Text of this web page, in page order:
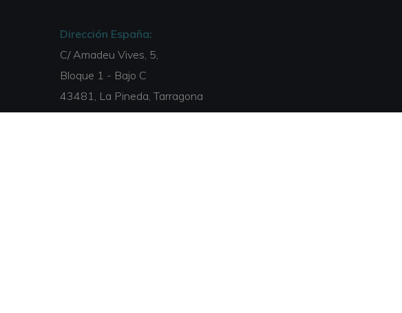
Dirección España:
C/ Amadeu Vives, 5,
Bloque 1 - Bajo C
43481, La Pineda, Tarragona